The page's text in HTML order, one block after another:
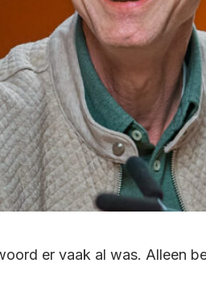
er vaak al was. Alleen